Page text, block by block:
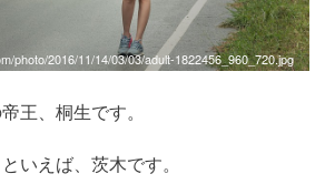
photo/2016/11/14/03/03/adult-1822456_960_720.jpg
王、桐生です。
いえば、茨木です。